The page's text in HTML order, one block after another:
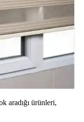
aradığı ürünleri,